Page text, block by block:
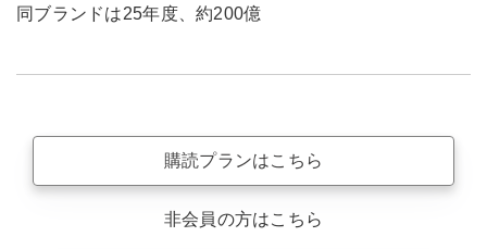
同ブランドは25年度、約200億
購読プランはこちら
非会員の方はこちら